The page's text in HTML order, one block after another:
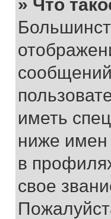
» Что
иметь
ниже имен
в
свое